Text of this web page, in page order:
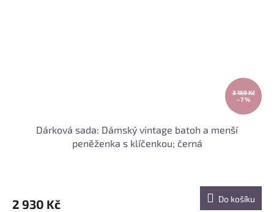
3 169 Kč
–7 %
Dárková sada: Dámský vintage batoh a menší
peněženka s klíčenkou; černá
2 930 Kč Do košíku